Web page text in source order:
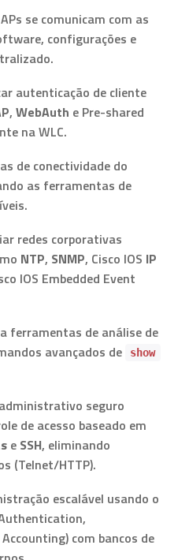
se comunicam com as
configurações e
autenticação de cliente
, WebAuth e Pre-shared
na WLC.
de conectividade do
as ferramentas de
redes corporativas
NTP, SNMP, Cisco IOS IP
IOS Embedded Event
ferramentas de análise de
avançados de
show
seguro
de acesso baseado em
e SSH, eliminando
(Telnet/HTTP).
escalável usando o
com bancos de